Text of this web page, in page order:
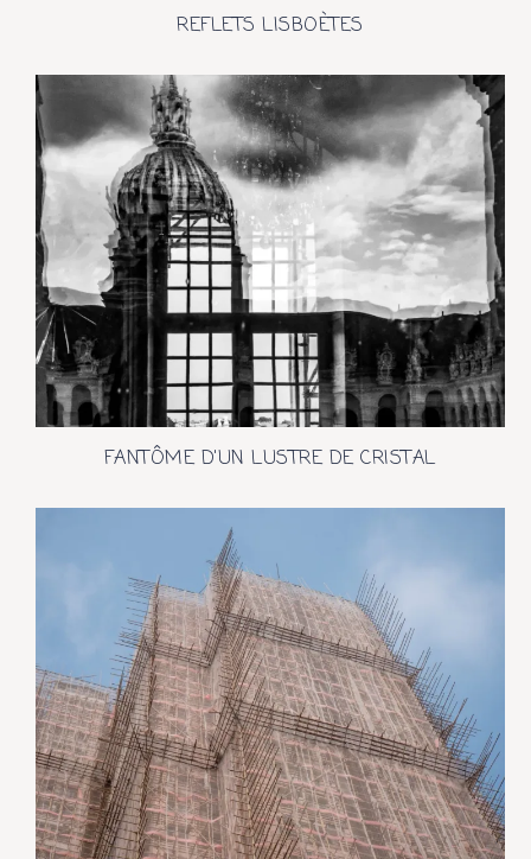
REFLETS LISBOÈTES
FANTÔME D'UN LUSTRE DE CRISTAL